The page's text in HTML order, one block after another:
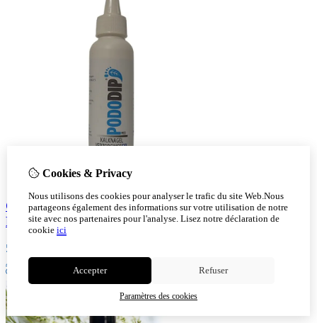
Gel Soin Ongles Mycosés PodoDip – Hydratant &
Réparateur 100 g
5,10
Ajout au panier
Cookies & Privacy
Nous utilisons des cookies pour analyser le trafic du site Web.Nous
partageons également des informations sur votre utilisation de notre
site avec nos partenaires pour l'analyse. Lisez notre déclaration de
cookie ici
Accepter Refuser
Paramètres des cookies